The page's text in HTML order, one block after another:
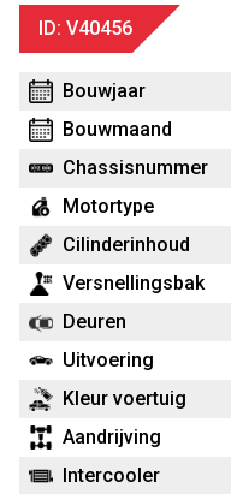
ID: V40456
Bouwjaar
Bouwmaand
Chassisnummer
Motortype
Cilinderinhoud
Versnellingsbak
Deuren
Uitvoering
Kleur voertuig
Aandrijving
Intercooler